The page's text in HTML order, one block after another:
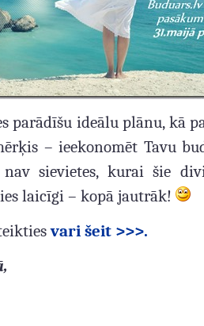
parādīšu ideālu plānu, kā
– ieekonomēt Tavu
sievietes, kurai šie
laicīgi – kopā jautrāk!
vari šeit >>>.